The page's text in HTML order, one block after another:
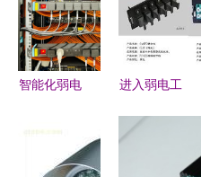
智能化弱电
业的人
进入弱电工
答,CALN图